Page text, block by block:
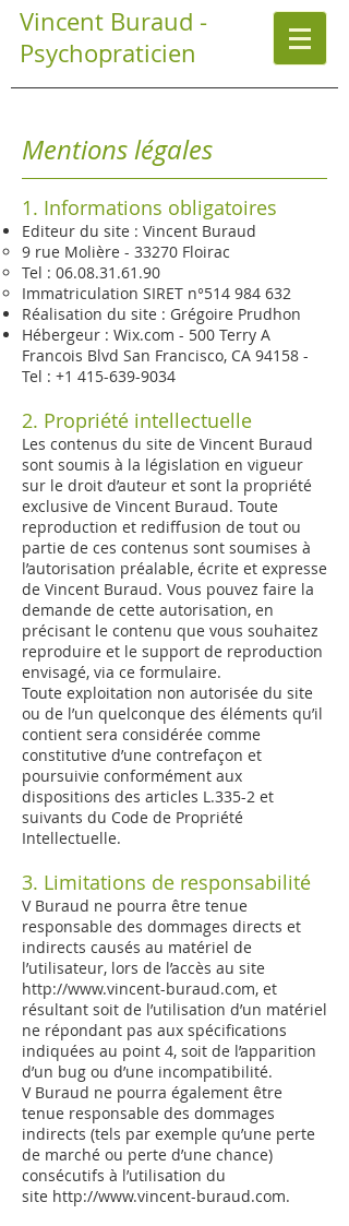
Vincent Buraud -
Psychopraticien
Mentions légales
1. Informations obligatoires
Editeur du site : Vincent Buraud
9 rue Molière - 33270 Floirac
Tel : 06.08.31.61.90
Immatriculation SIRET n°514 984 632
Réalisation du site : Grégoire Prudhon
Hébergeur : Wix.com - 500 Terry A
Francois Blvd San Francisco, CA 94158 -
Tel : +1 415-639-9034
2. Propriété intellectuelle
Les contenus du site de Vincent Buraud
sont soumis à la législation en vigueur
sur le droit d’auteur et sont la propriété
exclusive de Vincent Buraud. Toute
reproduction et rediffusion de tout ou
partie de ces contenus sont soumises à
l’autorisation préalable, écrite et expresse
de Vincent Buraud. Vous pouvez faire la
demande de cette autorisation, en
précisant le contenu que vous souhaitez
reproduire et le support de reproduction
envisagé, via ce formulaire.
Toute exploitation non autorisée du site
ou de l’un quelconque des éléments qu’il
contient sera considérée comme
constitutive d’une contrefaçon et
poursuivie conformément aux
dispositions des articles L.335-2 et
suivants du Code de Propriété
Intellectuelle.
3. Limitations de responsabilité
V Buraud ne pourra être tenue
responsable des dommages directs et
indirects causés au matériel de
l’utilisateur, lors de l’accès au site
http://www.vincent-buraud.com, et
résultant soit de l’utilisation d’un matériel
ne répondant pas aux spécifications
indiquées au point 4, soit de l’apparition
d’un bug ou d’une incompatibilité.
V Buraud ne pourra également être
tenue responsable des dommages
indirects (tels par exemple qu’une perte
de marché ou perte d’une chance)
consécutifs à l’utilisation du
site http://www.vincent-buraud.com.